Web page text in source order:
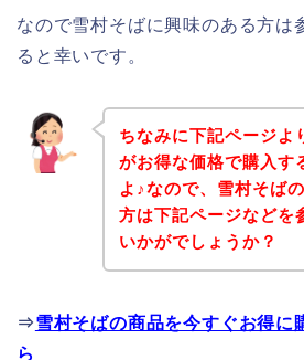
なので雪村そばに興味のある方は
ると幸いです。
ちなみに下記ページよ
がお得な価格で購入す
よ♪なので、雪村そば
方は下記ページなどを
いかがでしょうか？
⇒雪村そばの商品を今すぐお得に
ら